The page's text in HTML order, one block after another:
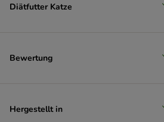
Thrive PremiumPlus
Virbac Veterinary HPM Diätfutter
Wiejska Zagroda
Diätfutter Katze
Bewertung
Hergestellt in